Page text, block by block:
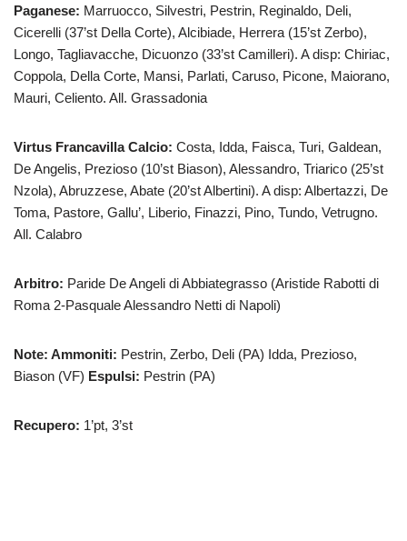
Paganese: Marruocco, Silvestri, Pestrin, Reginaldo, Deli,
Cicerelli (37’st Della Corte), Alcibiade, Herrera (15’st Zerbo),
Longo, Tagliavacche, Dicuonzo (33’st Camilleri). A disp: Chiriac,
Coppola, Della Corte, Mansi, Parlati, Caruso, Picone, Maiorano,
Mauri, Celiento. All. Grassadonia
Virtus Francavilla Calcio: Costa, Idda, Faisca, Turi, Galdean,
De Angelis, Prezioso (10’st Biason), Alessandro, Triarico (25’st
Nzola), Abruzzese, Abate (20’st Albertini). A disp: Albertazzi, De
Toma, Pastore, Gallu’, Liberio, Finazzi, Pino, Tundo, Vetrugno.
All. Calabro
Arbitro: Paride De Angeli di Abbiategrasso (Aristide Rabotti di
Roma 2-Pasquale Alessandro Netti di Napoli)
Note: Ammoniti: Pestrin, Zerbo, Deli (PA) Idda, Prezioso,
Biason (VF) Espulsi: Pestrin (PA)
Recupero: 1’pt, 3’st